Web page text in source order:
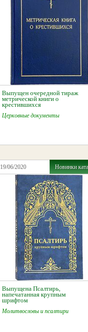
Выпущен очередной тираж
метрической книги о
крестившихся
Церковные документы
19/06/2020 Новинки
Выпущена Псалтирь,
напечатанная крупным
шрифтом
Молитвословы и псалтири